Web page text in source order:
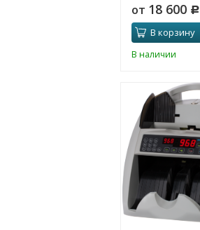
от 18 600 Р
В корзину
В наличии